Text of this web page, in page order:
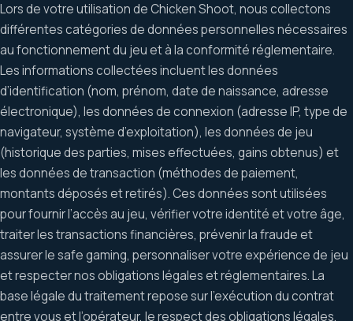
Lors de votre utilisation de Chicken Shoot, nous collectons
différentes catégories de données personnelles nécessaires
au fonctionnement du jeu et à la conformité réglementaire.
Les informations collectées incluent les données
d’identification (nom, prénom, date de naissance, adresse
électronique), les données de connexion (adresse IP, type de
navigateur, système d’exploitation), les données de jeu
(historique des parties, mises effectuées, gains obtenus) et
les données de transaction (méthodes de paiement,
montants déposés et retirés). Ces données sont utilisées
pour fournir l’accès au jeu, vérifier votre identité et votre âge,
traiter les transactions financières, prévenir la fraude et
assurer le safe gaming, personnaliser votre expérience de jeu
et respecter nos obligations légales et réglementaires. La
base légale du traitement repose sur l’exécution du contrat
entre vous et l’opérateur, le respect des obligations légales,